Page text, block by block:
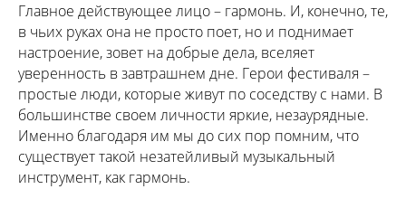
Главное действующее лицо – гармонь. И, конечно, те,
в чьих руках она не просто поет, но и поднимает
настроение, зовет на добрые дела, вселяет
уверенность в завтрашнем дне. Герои фестиваля –
простые люди, которые живут по соседству с нами. В
большинстве своем личности яркие, незаурядные.
Именно благодаря им мы до сих пор помним, что
существует такой незатейливый музыкальный
инструмент, как гармонь.